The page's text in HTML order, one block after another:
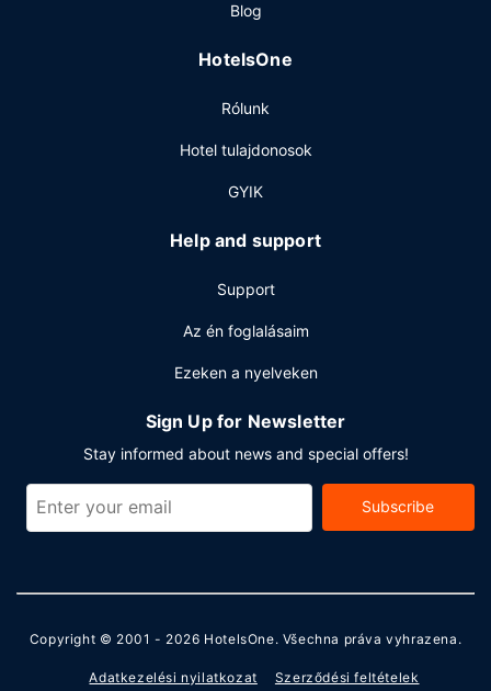
Blog
HotelsOne
Rólunk
Hotel tulajdonosok
GYIK
Help and support
Support
Az én foglalásaim
Ezeken a nyelveken
Sign Up for Newsletter
Stay informed about news and special offers!
Subscribe
Copyright © 2001 - 2026 HotelsOne. Všechna práva vyhrazena.
Adatkezelési nyilatkozat Szerződési feltételek